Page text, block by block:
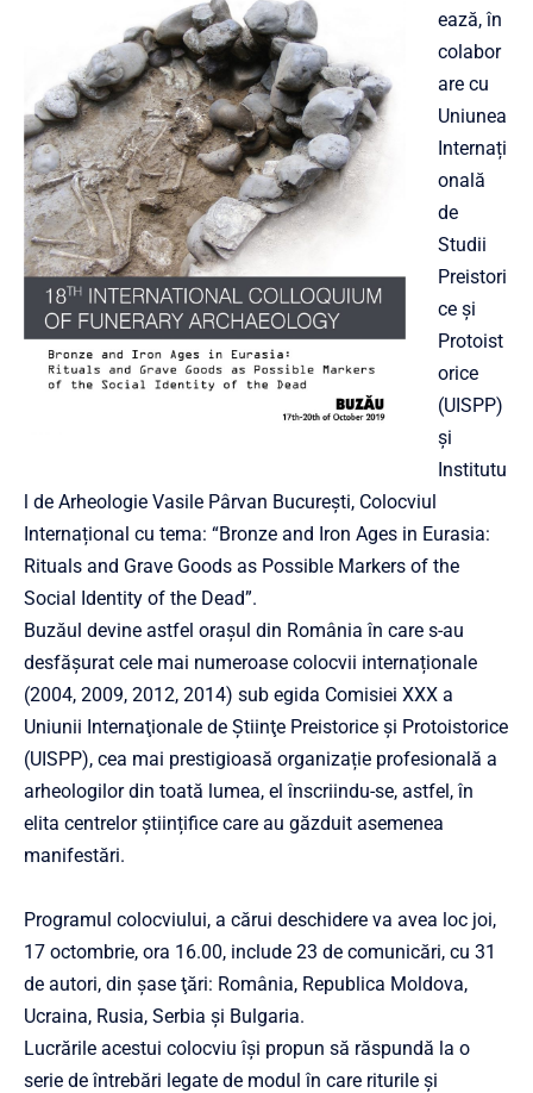
ează, în
colabor
are cu
Uniunea
Internați
onală
de
Studii
Preistori
ce și
Protoist
orice
(UISPP)
și
Institutu
l de Arheologie Vasile Pârvan București, Colocviul
Internațional cu tema: “Bronze and Iron Ages in Eurasia:
Rituals and Grave Goods as Possible Markers of the
Social Identity of the Dead”.
Buzăul devine astfel orașul din România în care s-au
desfășurat cele mai numeroase colocvii internaționale
(2004, 2009, 2012, 2014) sub egida Comisiei XXX a
Uniunii Internaţionale de Ştiinţe Preistorice şi Protoistorice
(UISPP), cea mai prestigioasă organizație profesională a
arheologilor din toată lumea, el înscriindu-se, astfel, în
elita centrelor științifice care au găzduit asemenea
manifestări.
Programul colocviului, a cărui deschidere va avea loc joi,
17 octombrie, ora 16.00, include 23 de comunicări, cu 31
de autori, din șase ţări: România, Republica Moldova,
Ucraina, Rusia, Serbia și Bulgaria.
Lucrările acestui colocviu își propun să răspundă la o
serie de întrebări legate de modul în care riturile și